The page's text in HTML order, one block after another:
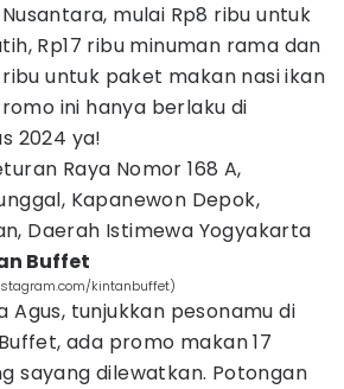
mulai Rp8 ribu untuk
Rp17 ribu minuman rama dan
untuk paket makan nasi ikan
ini hanya berlaku di
2024 ya!
Raya Nomor 168 A,
Kapanewon Depok,
Daerah Istimewa Yogyakarta
Buffet
kintanbuffet)
Agus, tunjukkan pesonamu di
ada promo makan 17
sayang dilewatkan. Potongan